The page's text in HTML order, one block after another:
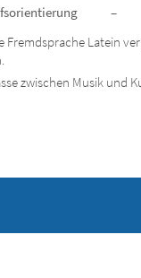
–
Fremdsprache Latein
zwischen Musik und